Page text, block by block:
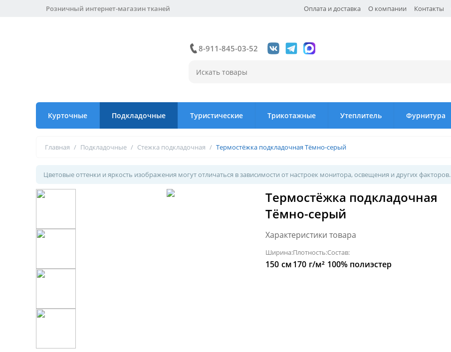
Оплата и доставка О компании Контакты
Розничный интернет-магазин тканей
8-911-845-03-52
Курточные Подкладочные Туристические Трикотажные Утеплитель Фурнитура
Главная / Подкладочные / Стежка подкладочная / Термостёжка подкладочная Тёмно-серый
Цветовые оттенки и яркость изображения могут отличаться в зависимости от настроек монитора, освещения и других факторов.
Термостёжка подкладочная
Тёмно-серый
Характеристики товара
Ширина:
150 см
Плотность:
170 г/м²
Состав:
100% полиэстер